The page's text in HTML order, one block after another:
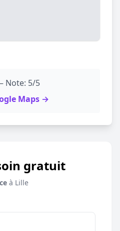
Note: 5/5
Maps →
gratuit
à Lille